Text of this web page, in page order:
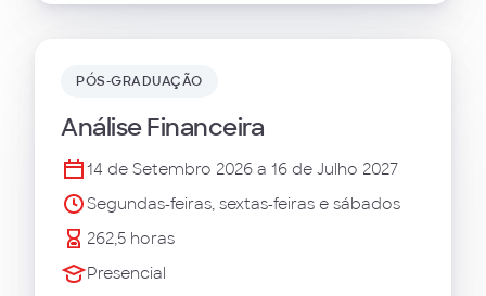
PÓS-GRADUAÇÃO
Análise Financeira
14 de Setembro 2026 a 16 de Julho 2027
Segundas-feiras, sextas-feiras e sábados
262,5 horas
Presencial